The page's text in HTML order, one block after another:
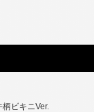
ビキニVer.